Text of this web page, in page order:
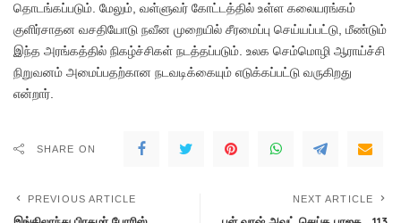
தொடங்கப்படும். மேலும், வள்ளுவர் கோட்டத்தில் உள்ள கலையரங்கம்
குளிர்சாதன வசதியோடு நவீன முறையில் சீரமைப்பு செய்யப்பட்டு, மீண்டும்
இந்த அரங்கத்தில் நிகழ்ச்சிகள் நடத்தப்படும். உலக செம்மொழி ஆராய்ச்சி
நிறுவனம் அமைப்பதற்கான நடவடிக்கையும் எடுக்கப்பட்டு வருகிறது
என்றார்.
SHARE ON
PREVIOUS ARTICLE NEXT ARTICLE